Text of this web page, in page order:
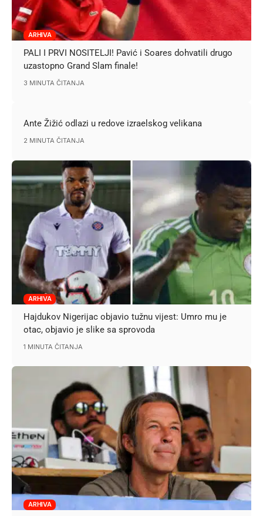
ARHIVA
PALI I PRVI NOSITELJI! Pavić i Soares dohvatili drugo
uzastopno Grand Slam finale!
3 MINUTA ČITANJA
Ante Žižić odlazi u redove izraelskog velikana
2 MINUTA ČITANJA
ARHIVA
Hajdukov Nigerijac objavio tužnu vijest: Umro mu je
otac, objavio je slike sa sprovoda
1 MINUTA ČITANJA
ARHIVA